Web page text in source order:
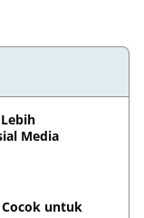
Media
untuk